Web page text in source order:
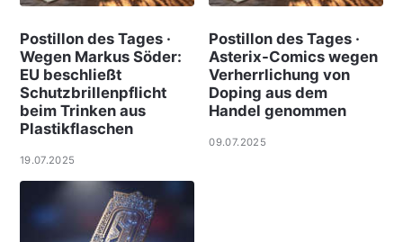
Postillon des Tages ·
Wegen Markus Söder:
EU beschließt
Schutzbrillenpflicht
beim Trinken aus
Plastikflaschen
19.07.2025
Postillon des Tages ·
Asterix-Comics wegen
Verherrlichung von
Doping aus dem
Handel genommen
09.07.2025